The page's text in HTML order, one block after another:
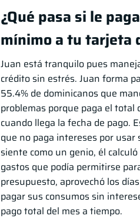
¿Qué pasa si le
mínimo a tu tarjeta
Juan está tranquilo pues
crédito sin estrés. Juan forma
55.4% de dominicanos que
problemas porque paga el total
cuando llega la fecha de pago.
que no paga intereses por usar
siente como un genio, él
gastos que podía permitirse
presupuesto, aprovechó los
pagar sus consumos sin
pago total del mes a tiempo.